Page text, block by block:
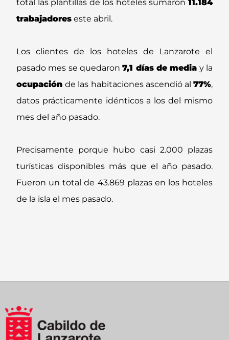
total las plantillas de los hoteles sumaron 11.184
trabajadores este abril.
Los clientes de los hoteles de Lanzarote el
pasado mes se quedaron7,1 días de media y la
ocupaciónde las habitaciones ascendió al77%,
datos prácticamente idénticos a los del mismo
mes del año pasado.
Precisamente porque hubo casi 2.000 plazas
turísticas disponibles más que el año pasado.
Fueron un total de 43.869 plazas en los hoteles
de la isla el mes pasado.